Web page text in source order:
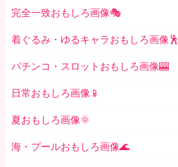
完全一致おもしろ画像🎭
着ぐるみ・ゆるキャラおもしろ画像🕺
パチンコ・スロットおもしろ画像🎰
日常おもしろ画像📱
夏おもしろ画像🌞
海・プールおもしろ画像🌊